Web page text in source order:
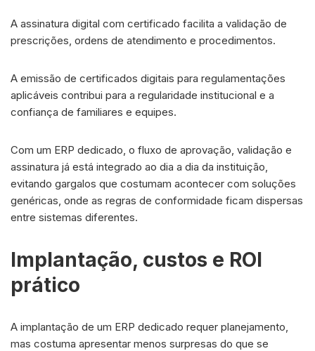
A assinatura digital com certificado facilita a validação de
prescrições, ordens de atendimento e procedimentos.
A emissão de certificados digitais para regulamentações
aplicáveis contribui para a regularidade institucional e a
confiança de familiares e equipes.
Com um ERP dedicado, o fluxo de aprovação, validação e
assinatura já está integrado ao dia a dia da instituição,
evitando gargalos que costumam acontecer com soluções
genéricas, onde as regras de conformidade ficam dispersas
entre sistemas diferentes.
Implantação, custos e ROI
prático
A implantação de um ERP dedicado requer planejamento,
mas costuma apresentar menos surpresas do que se